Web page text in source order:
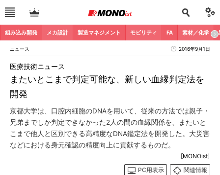
組み込み開発 メカ設計 製造マネジメント モビリティ FA 素材／化学
ニュース 2016年9月1日
またいとこまで判定可能な、新しい血縁判定法を
開発
医療技術ニュース
京都大学は、口腔内細胞のDNAを用いて、従来の方法では親子・
兄弟までしか判定できなかった2人の間の血縁関係を、またいと
こまで他人と区別できる高精度なDNA鑑定法を開発した。大災害
などにおける身元確認の精度向上に貢献するものだ。
[MONOist]
PC用表示
関連情報